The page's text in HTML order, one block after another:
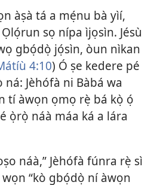
àṣà tá a mẹ́nu bà yìí,
sọ nípa ìjọsìn. Jésù
gbọ́dọ̀ jọ́sìn, òun nìkan
4:10) Ó ṣe kedere pé
Jèhófà ni Bàbá wa
tí àwọn ọmọ rẹ̀ bá kọ̀ ọ́
ọ̀rọ̀ náà máa ká a lára
náà,” Jèhófà fúnra rẹ̀ sì
“kò gbọ́dọ̀ ní àwọn